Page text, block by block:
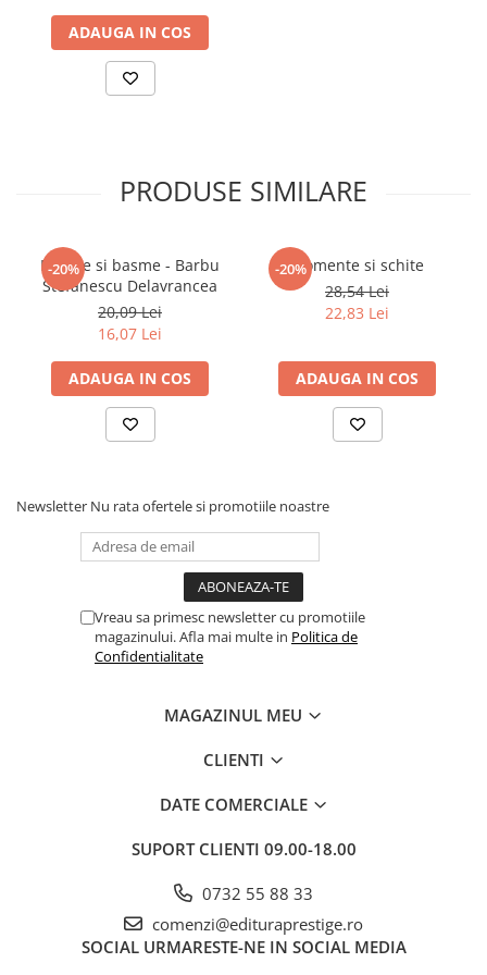
ADAUGA IN COS
PRODUSE SIMILARE
-20%
Nuvele si basme - Barbu
Stefanescu Delavrancea
20,09 Lei
16,07 Lei
ADAUGA IN COS
-20%Momente si schite
28,54 Lei
22,83 Lei
ADAUGA IN COS
Newsletter Nu rata ofertele si promotiile noastre
Vreau sa primesc newsletter cu promotiile
magazinului. Afla mai multe in Politica de
Confidentialitate
MAGAZINUL MEU
CLIENTI
DATE COMERCIALE
SUPORT CLIENTI 09.00-18.00
0732 55 88 33
comenzi@edituraprestige.ro
SOCIAL URMARESTE-NE IN SOCIAL MEDIA